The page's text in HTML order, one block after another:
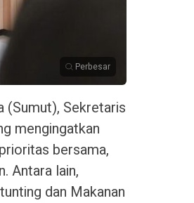
Perbesar
(Sumut), Sekretaris
mengingatkan
bersama,
Antara lain,
dan Makanan